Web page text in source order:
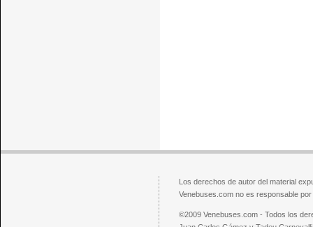
Los derechos de autor del material
Venebuses.com no es responsable
©2009 Venebuses.com - Todos los